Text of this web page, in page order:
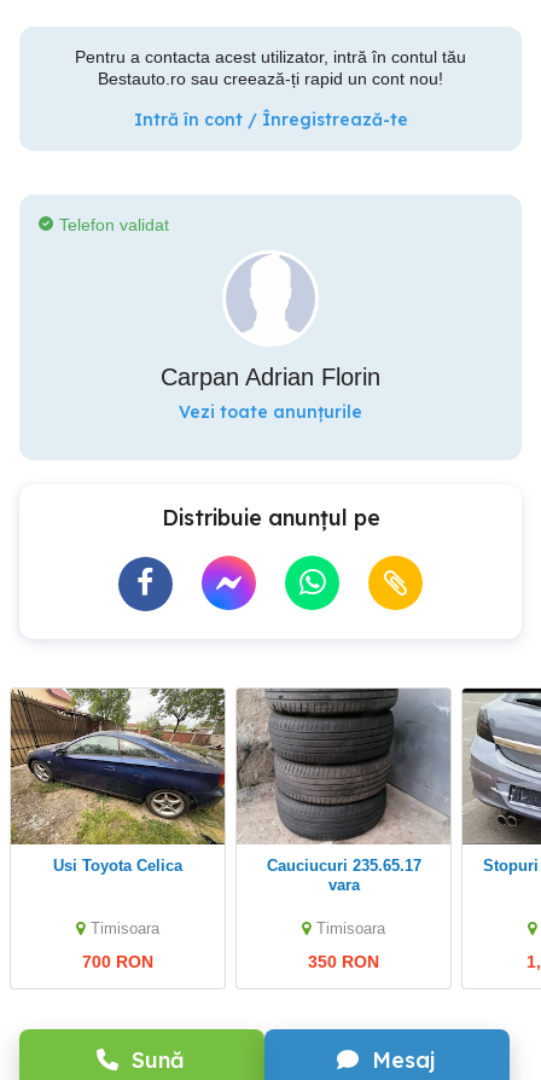
Pentru a contacta acest utilizator, intră în contul tău
Bestauto.ro sau creează-ți rapid un cont nou!
Intră în cont / Înregistrează-te
Sună Mesaj
Telefon validat
Carpan Adrian Florin
Vezi toate anunțurile
Distribuie anunțul pe
Usi Toyota Celica
Timisoara
700 RON
Cauciucuri 235.65.17
vara
Timisoara
350 RON